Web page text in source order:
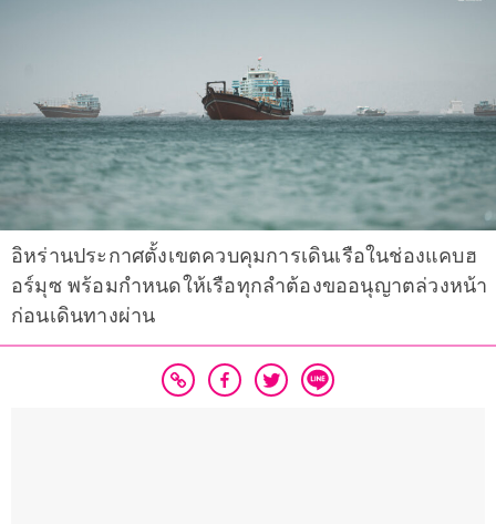
อิหร่านประกาศตั้งเขตควบคุมการเดินเรือในช่องแคบฮ
อร์มุซ พร้อมกำหนดให้เรือทุกลำต้องขออนุญาตล่วงหน้า
ก่อนเดินทางผ่าน